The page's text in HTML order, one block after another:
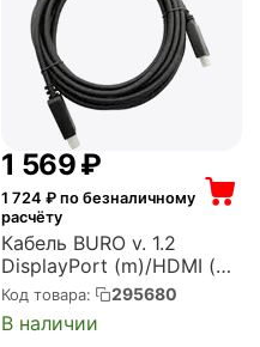
1 569₽
1 724 ₽ по безналичному
расчёту
Кабель BURO v. 1.2
DisplayPort (m)/HDMI (m)
5м. Позолоченные
контакты черный (BHP
DPP_HDMI-5)
Код товара: 295680
В наличии